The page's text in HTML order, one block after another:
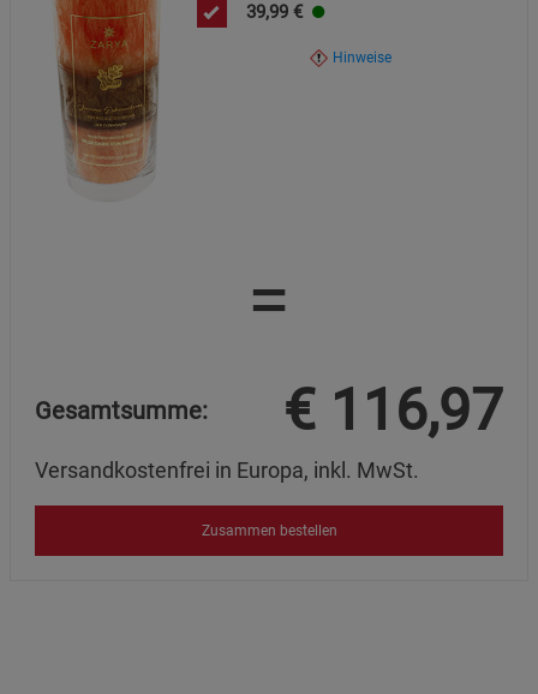
39,99 €
Hinweise
=
Gesamtsumme: € 116,97
Versandkostenfrei in Europa, inkl. MwSt.
Zusammen bestellen